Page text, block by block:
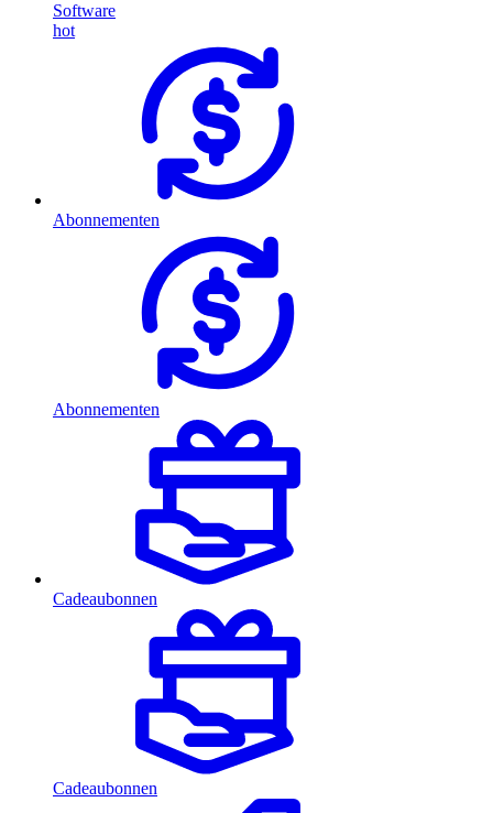
Software
hot
Abonnementen
Abonnementen
Cadeaubonnen
Cadeaubonnen